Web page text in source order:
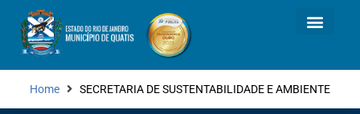
Home SECRETARIA DE SUSTENTABILIDADE E AMBIENTE